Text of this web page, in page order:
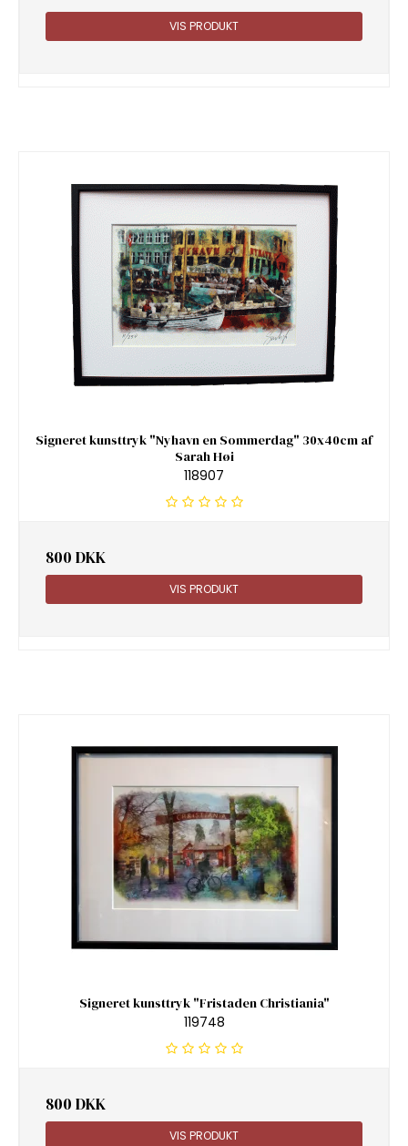
VIS PRODUKT
Signeret kunsttryk "Nyhavn en Sommerdag" 30x40cm af
Sarah Høi
118907
800 DKK
VIS PRODUKT
Signeret kunsttryk "Fristaden Christiania"
119748
800 DKK
VIS PRODUKT